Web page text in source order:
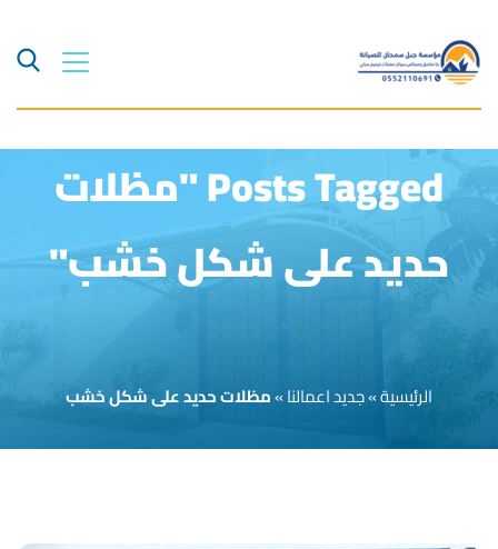
Posts Tagged "مظلات
حديد على شكل خشب"
الرئيسية»جديد اعمالنا»مظلات حديد على شكل خشب